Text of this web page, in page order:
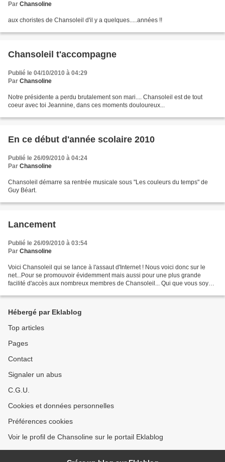
Par Chansoline
aux choristes de Chansoleil d'il y a quelques.....années !!
Chansoleil t'accompagne
Publié le 04/10/2010 à 04:29
Par Chansoline
Notre présidente a perdu brutalement son mari.... Chansoleil est de tout
coeur avec toi Jeannine, dans ces moments douloureux...
En ce début d'année scolaire 2010
Publié le 26/09/2010 à 04:24
Par Chansoline
Chansoleil démarre sa rentrée musicale sous "Les couleurs du temps" de
Guy Béart.
Lancement
Publié le 26/09/2010 à 03:54
Par Chansoline
Voici Chansoleil qui se lance à l'assaut d'Internet ! Nous voici donc sur le
net...Pour se promouvoir évidemment mais aussi pour une plus grande
facilité d'accès aux nombreux membres de Chansoleil... Qui que vous soyez,
Hébergé par Eklablog
Top articles
Pages
Contact
Signaler un abus
C.G.U.
Cookies et données personnelles
Préférences cookies
Voir le profil de Chansoline sur le portail Eklablog